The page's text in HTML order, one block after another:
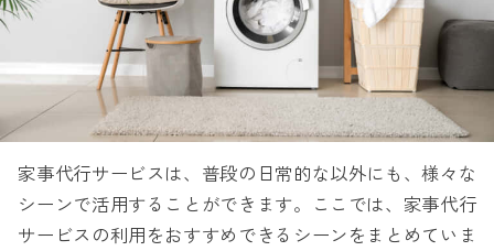
家事代行サービスは、普段の日常的な以外にも、様々な
シーンで活用することができます。ここでは、家事代行
サービスの利用をおすすめできるシーンをまとめていま